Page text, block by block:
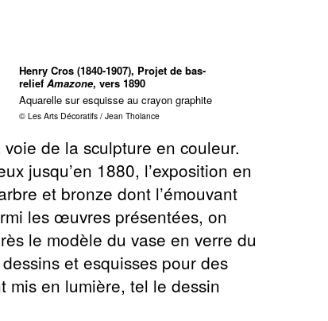
Henry Cros (1840-1907), Projet de bas-
relief Amazone, vers 1890
Aquarelle sur esquisse au crayon graphite
© Les Arts Décoratifs / Jean Tholance
de la sculpture en couleur.
jusqu’en 1880, l’exposition en
et bronze dont l’émouvant
les œuvres présentées, on
le modèle du vase en verre du
et esquisses pour des
mis en lumière, tel le dessin